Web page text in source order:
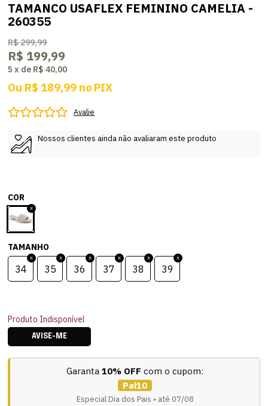
TAMANCO USAFLEX FEMININO CAMELIA -
260355
R$ 299,99
R$ 199,99
5 x de R$ 40,00
Ou R$ 189,99 no PIX
Avalie
Nossos clientes ainda não avaliaram este produto
COR
TAMANHO
34 35 36 37 38 39
Produto Indisponível
AVISE-ME
Garanta 10% OFF com o cupom:
Pai10
Especial Dia dos Pais • até 07/08